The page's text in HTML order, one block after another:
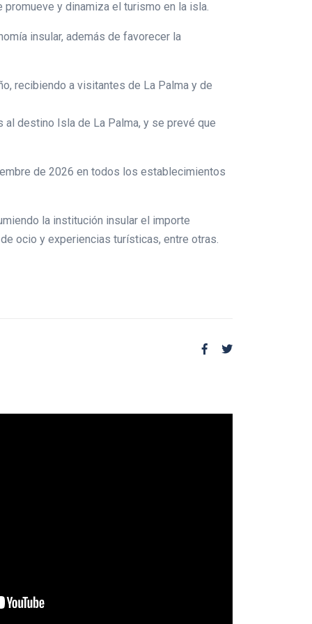
y dinamiza el turismo en la isla.
insular, además de favorecer la
recibiendo a visitantes de La Palma y de
destino Isla de La Palma, y se prevé que
de 2026 en todos los establecimientos
la institución insular el importe
ocio y experiencias turísticas, entre otras.